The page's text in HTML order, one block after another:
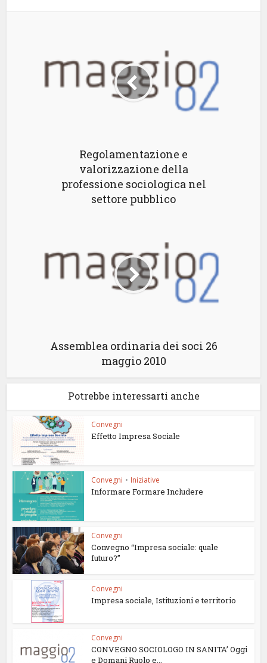
Regolamentazione e
valorizzazione della
professione sociologica nel
settore pubblico
Assemblea ordinaria dei soci 26
maggio 2010
Potrebbe interessarti anche
Convegni
Effetto Impresa Sociale
Convegni • Iniziative
Informare Formare Includere
Convegni
Convegno “Impresa sociale: quale
futuro?”
Convegni
Impresa sociale, Istituzioni e territorio
Convegni
CONVEGNO SOCIOLOGO IN SANITA’ Oggi
e Domani Ruolo e...